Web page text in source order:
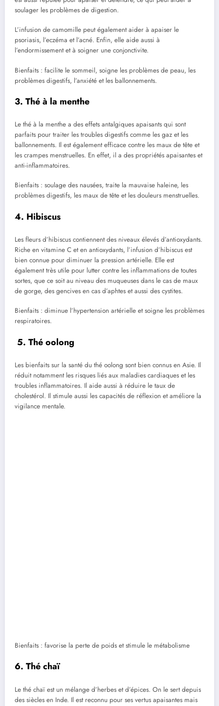
soulager les problèmes de digestion.
L’infusion de camomille peut également aider à apaiser le
psoriasis, l’eczéma et l’acné. Enfin, elle aide aussi à
l’endormissement et à soigner une conjonctivite.
Bienfaits : facilite le sommeil, soigne les problèmes de peau, les
problèmes digestifs, l’anxiété et les ballonnements.
3. Thé à la menthe
Le thé à la menthe a des effets antalgiques apaisants qui sont
parfaits pour traiter les troubles digestifs comme les gaz et les
ballonnements. Il est également efficace contre les maux de tête et
les crampes menstruelles. En effet, il a des propriétés apaisantes et
anti-inflammatoires.
Bienfaits : soulage des nausées, traite la mauvaise haleine, les
problèmes digestifs, les maux de tête et les douleurs menstruelles.
4. Hibiscus
Les fleurs d’hibiscus contiennent des niveaux élevés d’antioxydants.
Riche en vitamine C et en antioxydants, l’infusion d’hibiscus est
bien connue pour diminuer la pression artérielle. Elle est
également très utile pour lutter contre les inflammations de toutes
sortes, que ce soit au niveau des muqueuses dans le cas de maux
de gorge, des gencives en cas d’aphtes et aussi des cystites.
Bienfaits : diminue l’hypertension artérielle et soigne les problèmes
respiratoires.
5. Thé oolong
Les bienfaits sur la santé du thé oolong sont bien connus en Asie. Il
réduit notamment les risques liés aux maladies cardiaques et les
troubles inflammatoires. Il aide aussi à réduire le taux de
cholestérol. Il stimule aussi les capacités de réflexion et améliore la
vigilance mentale.
Bienfaits : favorise la perte de poids et stimule le métabolisme
6. Thé chaï
Le thé chaï est un mélange d’herbes et d’épices. On le sert depuis
des siècles en Inde. Il est reconnu pour ses vertus apaisantes mais